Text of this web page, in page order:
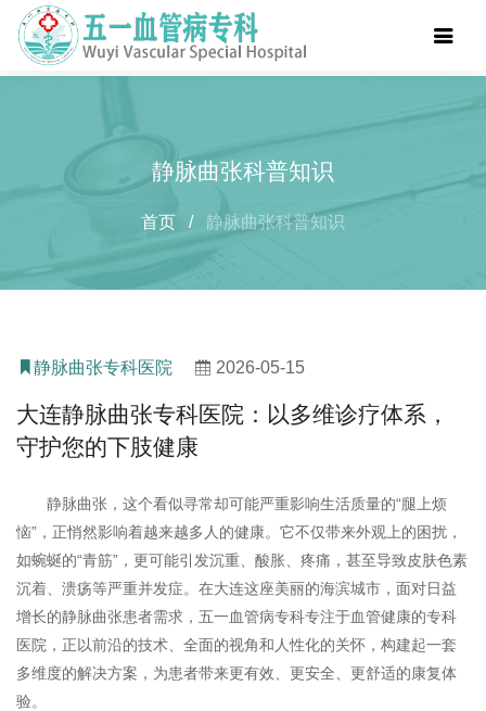
静脉曲张科普知识
首页 / 静脉曲张科普知识
静脉曲张专科医院 2026-05-15
大连静脉曲张专科医院：以多维诊疗体系，
守护您的下肢健康
静脉曲张，这个看似寻常却可能严重影响生活质量的“腿上烦
恼”，正悄然影响着越来越多人的健康。它不仅带来外观上的困扰，
如蜿蜒的“青筋”，更可能引发沉重、酸胀、疼痛，甚至导致皮肤色素
沉着、溃疡等严重并发症。在大连这座美丽的海滨城市，面对日益
增长的静脉曲张患者需求，五一血管病专科专注于血管健康的专科
医院，正以前沿的技术、全面的视角和人性化的关怀，构建起一套
多维度的解决方案，为患者带来更有效、更安全、更舒适的康复体
验。